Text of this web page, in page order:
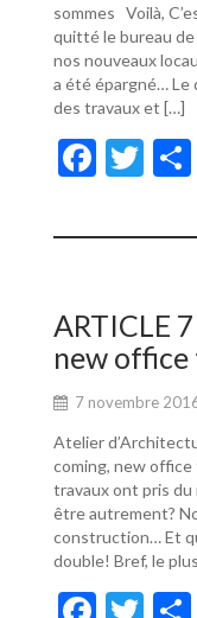
sommes Voilà,
quitté le bureau
nos nouveaux
a été épargné… Le
des travaux et […]
F
e
o
o
k
T
itt
ARTICLE
new office
7 novembre
Atelier
coming, new
travaux ont pris du
être autrement?
construction… Et
double! Bref, le